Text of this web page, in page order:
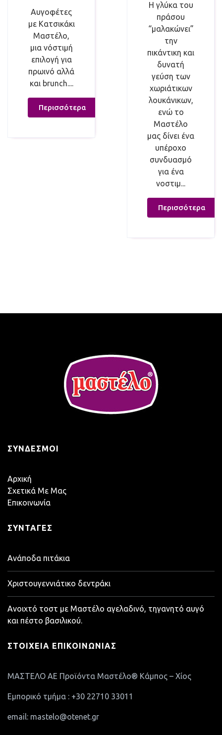
Η γλύκα του
πράσου
“μαλακώνει”
την
πικάντικη και
δυνατή
γεύση των
χωριάτικων
λουκάνικων,
ενώ το
Μαστέλο
μας δίνει ένα
υπέροχο
συνδυασμό
για ένα
νοστιμ...
Περισσότερα
Αυγοφέτες
με Κατσικάκι
Μαστέλο,
μια νόστιμή
επιλογή για
πρωινό αλλά
και brunch....
Περισσότερα
ΣΎΝΔΕΣΜΟΙ
Αρχική
Σχετικά Με Μας
Επικοινωνία
ΣΥΝΤΑΓΈΣ
Ανάποδα πιτάκια
Χριστουγεννιάτικο δεντράκι
Ανοιχτό τοστ με Μαστέλο αγελαδινό, τηγανητό αυγό
και πέστο βασιλικού.
ΣΤΟΙΧΕΊΑ ΕΠΙΚΟΙΝΩΝΊΑΣ
ΜΑΣΤΕΛΟ ΑΕ Προϊόντα Μαστέλο® Κάμπος – Χίος
Εμπορικό τμήμα : +30 22710 33011
email: mastelo@otenet.gr